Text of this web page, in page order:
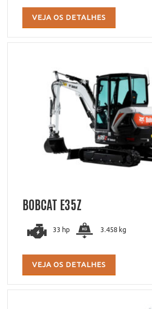
VEJA OS DETALHES
BOBCAT E35Z
33 hp 3.458 kg
VEJA OS DETALHES